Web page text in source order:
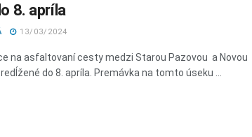
8. apríla
13/03/2024
na asfaltovaní cesty medzi Starou Pazovou a Novou
do 8. apríla. Premávka na tomto úseku ...